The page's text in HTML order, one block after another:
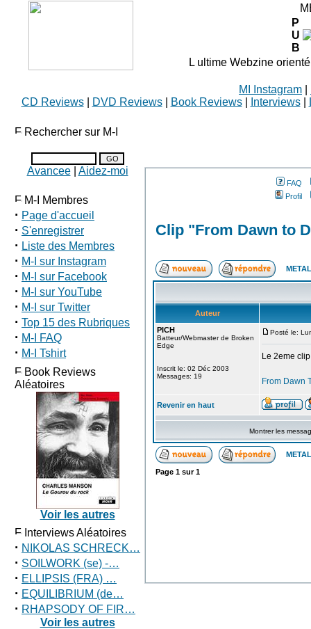
P
U
B
L ultime Webzine
MI Instagram
CD Reviews| DVD Reviews| Book Reviews| Interviews|
Rechercher sur M-I
Avancee| Aidez-moi
M-I Membres
· Page d'accueil
· S'enregistrer
· Liste des Membres
· M-I sur Instagram
· M-I sur Facebook
· M-I sur YouTube
· M-I sur Twitter
· Top 15 des Rubriques
· M-I FAQ
· M-I Tshirt
Book Reviews
Aléatoires
Voir les autres
Interviews Aléatoires
· NIKOLAS SCHRECK…
· SOILWORK (se) -…
· ELLIPSIS (FRA) …
· EQUILIBRIUM (de…
· RHAPSODY OF FIR…
Voir les autres
FAQ
Profil
Clip "From Dawn to
Auteur
PICH
Batteur/Webmaster de Broken
Edge
Inscrit le: 02 Déc 2003
Messages: 19
Posté le:
Le 2eme
From Dawn
Revenir en haut
Montrer les
Page 1 sur1